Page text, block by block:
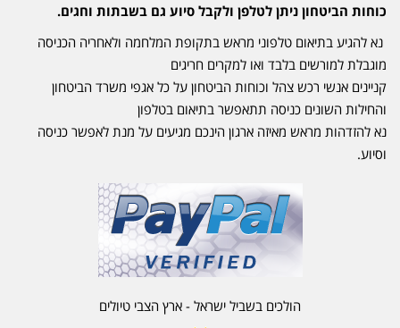
כוחות הביטחון ניתן לטלפן ולקבל סיוע גם בשבתות וחגים.
נא להגיע בתיאום טלפוני מראש בתקופת המלחמה ולאחריה הכניסה
מוגבלת למורשים בלבד ואו למקרים חריגים
קניינים אנשי רכש צהל וכוחות הביטחון על כל אגפי משרד הביטחון
והחילות השונים כניסה תתאפשר בתיאום בטלפון
נא להזדהות מראש מאיזה ארגון הינכם מגיעים על מנת לאפשר כניסה
וסיוע.
הולכים בשביל ישראל - ארץ הצבי טיולים